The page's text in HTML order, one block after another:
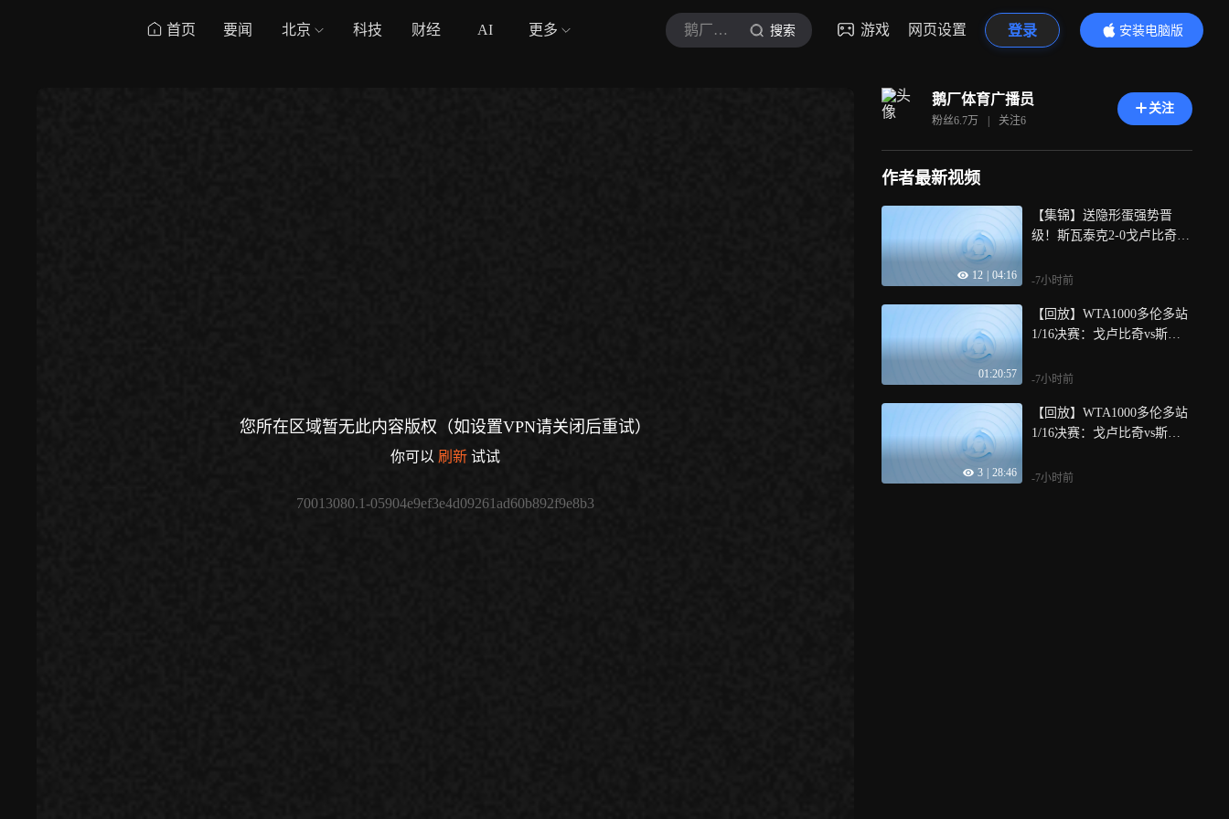
首页 要闻 北京 科技 财经 AI 更多 鹅厂体育广播员 搜索 游戏 网页设置 登录
安装电脑版
内容更精彩
您所在区域暂无此内容版权（如设置VPN请关闭后重试）
你可以 刷新 试试
70013080.1-05904e9ef3e4d09261ad60b892f9e8b3
鹅厂体育广播员
粉丝6.7万 | 关注6
关注
作者最新视频
12 04:16
【集锦】送隐形蛋强势晋
级！斯瓦泰克2-0戈卢比奇闯
-7小时前
01:20:57
【回放】WTA1000多伦多站
1/16决赛：戈卢比奇vs斯瓦
-7小时前
3 28:46
【回放】WTA1000多伦多站
1/16决赛：戈卢比奇vs斯瓦
-7小时前